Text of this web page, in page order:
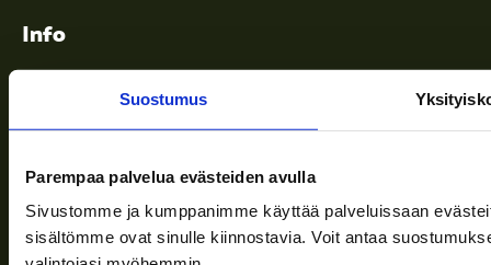
Suostumus
Parempaa palvelua evästeiden avulla
Sivustomme ja kumppanimme käyttää palveluissaan
sisältömme ovat sinulle kiinnostavia. Voit antaa
Info
Toimitusehdot
Yritys
Tuki